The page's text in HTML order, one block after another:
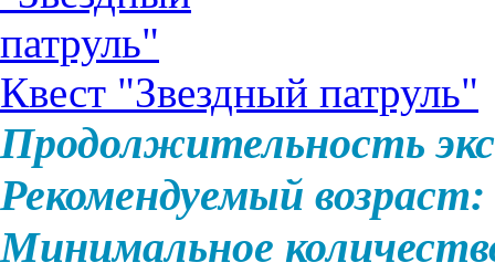
Квест "Звездный патруль"
Продолжительность
Рекомендуемый возраст:
Минимальное